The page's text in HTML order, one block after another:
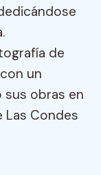
de
un
obras en
Las Condes